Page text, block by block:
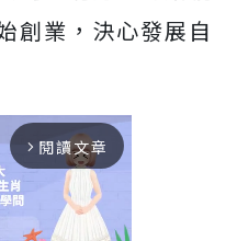
創業，決心發展自
arrow_forward_ios 閱讀文章